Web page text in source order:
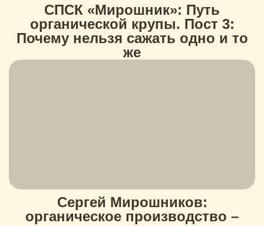
СПСК «Мирошник»: Путь
органической крупы. Пост 3:
Почему нельзя сажать одно и то
же
Сергей Мирошников:
органическое производство –